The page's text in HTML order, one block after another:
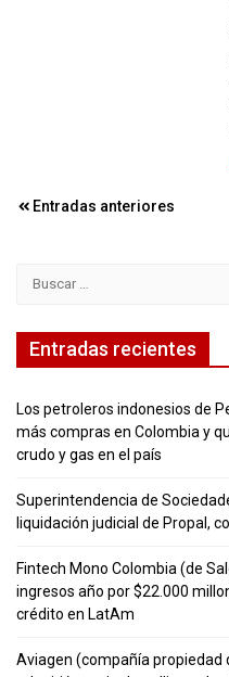
Navegación
entradas
Entradas anteriores
Entradas recientes
Los petroleros indonesios de
más compras en Colombia y
crudo y gas en el país
Superintendencia de
liquidación judicial de Propal,
Fintech Mono Colombia (de
ingresos año por $22.000
crédito en LatAm
Aviagen (compañía propiedad